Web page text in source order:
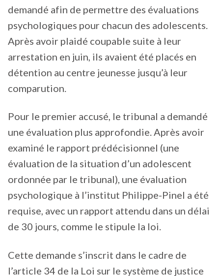
demandé afin de permettre des évaluations
psychologiques pour chacun des adolescents.
Après avoir plaidé coupable suite à leur
arrestation en juin, ils avaient été placés en
détention au centre jeunesse jusqu’à leur
comparution.
Pour le premier accusé, le tribunal a demandé
une évaluation plus approfondie. Après avoir
examiné le rapport prédécisionnel (une
évaluation de la situation d’un adolescent
ordonnée par le tribunal), une évaluation
psychologique à l’institut Philippe-Pinel a été
requise, avec un rapport attendu dans un délai
de 30 jours, comme le stipule la loi.
Cette demande s’inscrit dans le cadre de
l’article 34 de la Loi sur le système de justice